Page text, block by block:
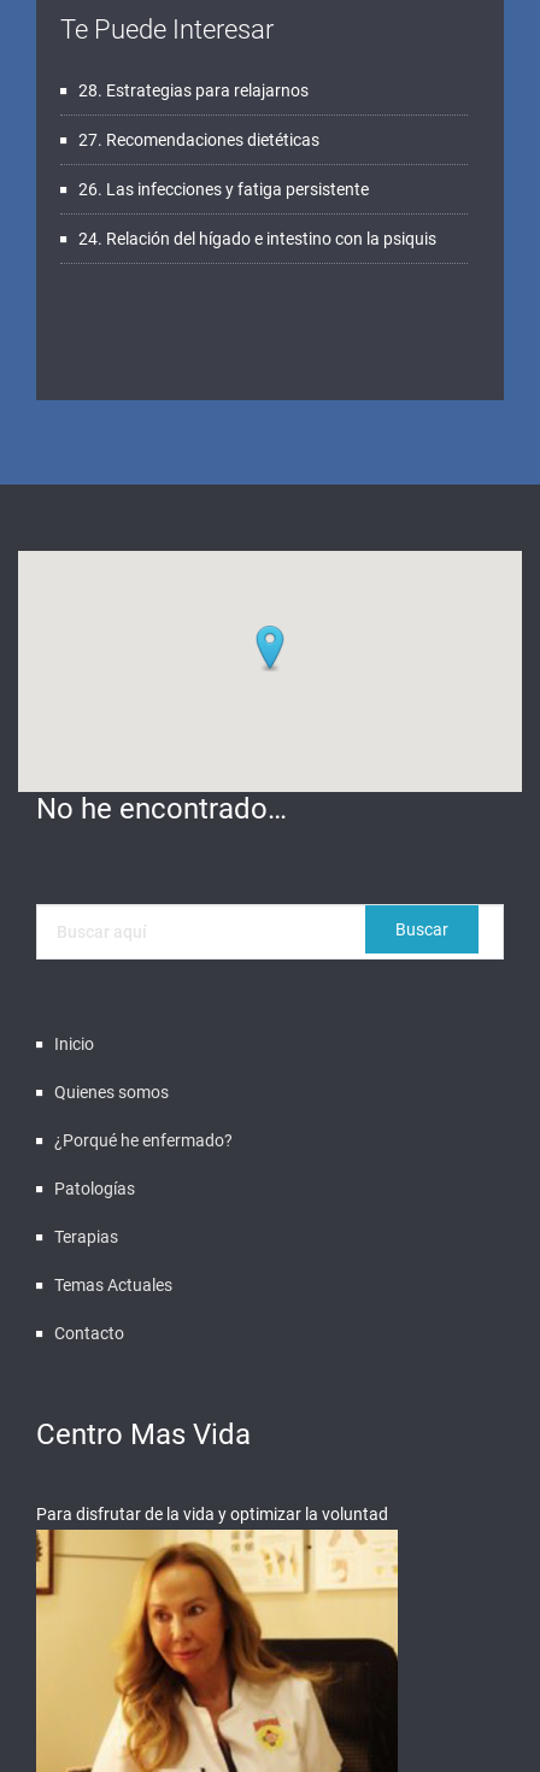
Te Puede Interesar
28. Estrategias para relajarnos
27. Recomendaciones dietéticas
26. Las infecciones y fatiga persistente
24. Relación del hígado e intestino con la psiquis
No he encontrado…
Inicio
Quienes somos
¿Porqué he enfermado?
Patologías
Terapias
Temas Actuales
Contacto
Centro Mas Vida
Para disfrutar de la vida y optimizar la voluntad